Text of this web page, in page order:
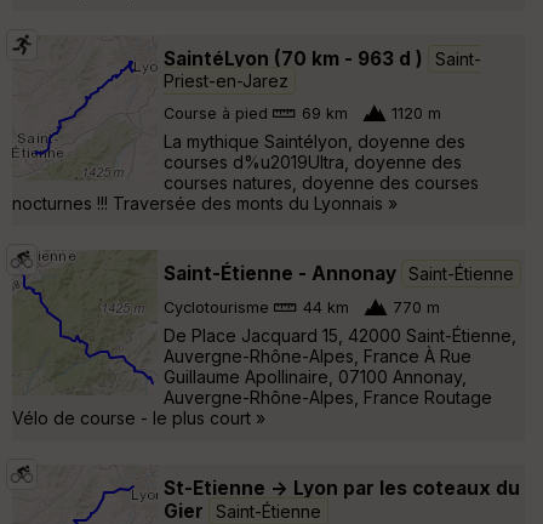
SaintéLyon (70 km - 963 d )
Saint-
Priest-en-Jarez
Course à pied 69 km 1120 m
La mythique Saintélyon, doyenne des
courses d%u2019Ultra, doyenne des
courses natures, doyenne des courses
nocturnes !!! Traversée des monts du Lyonnais »
Saint-Étienne - Annonay Saint-Étienne
Cyclotourisme 44 km 770 m
De Place Jacquard 15, 42000 Saint-Étienne,
Auvergne-Rhône-Alpes, France À Rue
Guillaume Apollinaire, 07100 Annonay,
Auvergne-Rhône-Alpes, France Routage
Vélo de course - le plus court »
St-Etienne -> Lyon par les coteaux du
Gier
Saint-Étienne